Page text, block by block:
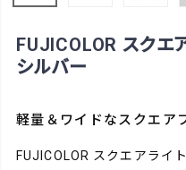
FUJICOLOR スクエ
シルバー
軽量＆ワイドなスクエア
FUJICOLOR スクエアライ